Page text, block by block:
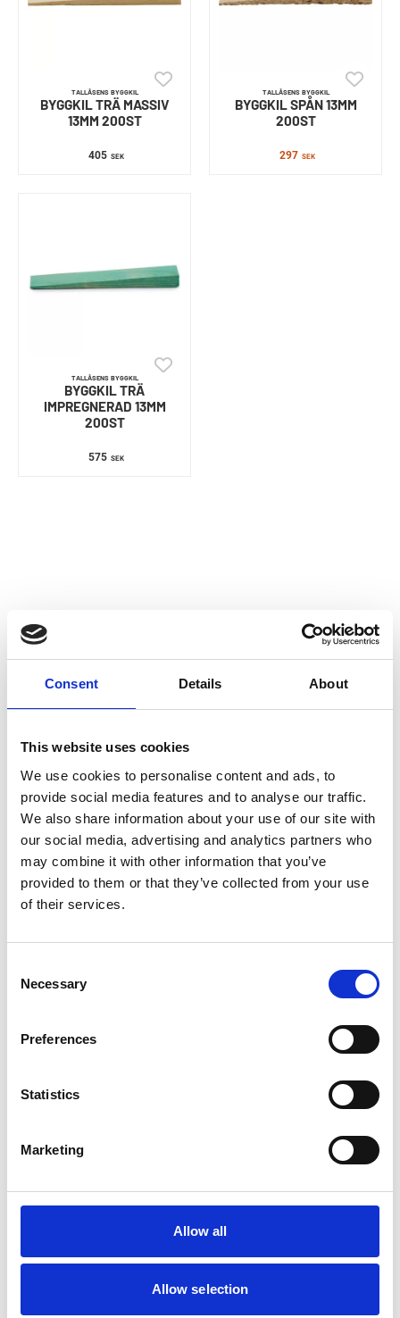
Consent Details About
This website uses cookies
We use cookies to personalise content and ads, to
provide social media features and to analyse our traffic.
We also share information about your use of our site with
our social media, advertising and analytics partners who
may combine it with other information that you’ve
provided to them or that they’ve collected from your use
of their services.
Selection
Necessary
Preferences
Statistics
Marketing
Allow all
Allow selection
TALLÅSENS BYGGKIL
BYGGKIL TRÄ MASSIV
13MM 200ST
405 SEK
TALLÅSENS BYGGKIL
BYGGKIL SPÅN 13MM
200ST
297 SEK
TALLÅSENS BYGGKIL
BYGGKIL TRÄ
IMPREGNERAD 13MM
200ST
575 SEK